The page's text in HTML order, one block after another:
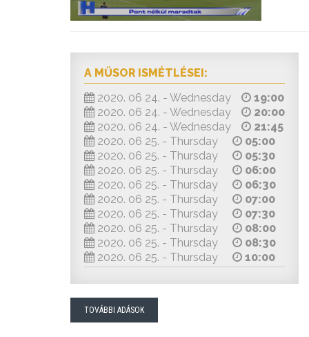
A MŰSOR ISMÉTLÉSEI:
2020. 06 24. - Wednesday
19:00
2020. 06 24. - Wednesday
20:00
2020. 06 24. - Wednesday
21:45
2020. 06 25. - Thursday
05:00
2020. 06 25. - Thursday
05:30
2020. 06 25. - Thursday
06:00
2020. 06 25. - Thursday
06:30
2020. 06 25. - Thursday
07:00
2020. 06 25. - Thursday
07:30
2020. 06 25. - Thursday
08:00
2020. 06 25. - Thursday
08:30
2020. 06 25. - Thursday
10:00
TOVÁBBI ADÁSOK